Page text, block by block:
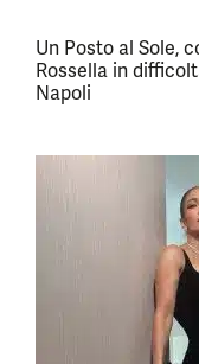
Un Posto al Sole,
Rossella in
Napoli